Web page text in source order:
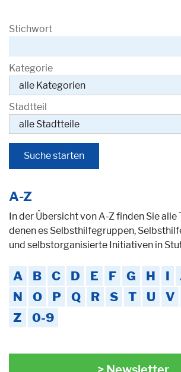
Stichwort
Kategorie
Stadtteil
A-Z
In der Übersicht von A-Z finden Sie alle
denen es Selbsthilfegruppen,
und selbstorganisierte Initiativen in
A B C D E F G H I
N
O P Q R S T U V
Z
0-9